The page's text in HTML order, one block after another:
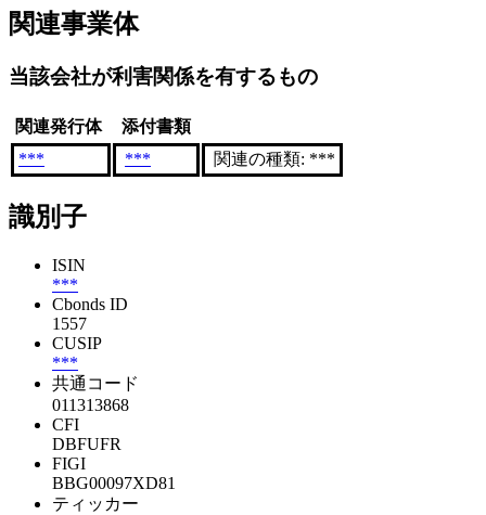
関連事業体
当該会社が利害関係を有するもの
関連発行体
添付書類
***
*** 関連の種類: ***
識別子
ISIN
***
Cbonds ID
1557
CUSIP
***
共通コード
011313868
CFI
DBFUFR
FIGI
BBG00097XD81
ティッカー